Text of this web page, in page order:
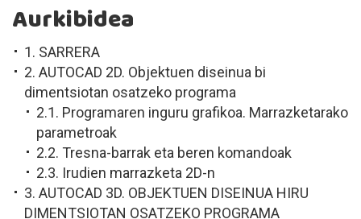
Aurkibidea
1. SARRERA
2. AUTOCAD 2D. Objektuen diseinua bi
dimentsiotan osatzeko programa
2.1. Programaren inguru grafikoa. Marrazketarako
parametroak
2.2. Tresna-barrak eta beren komandoak
2.3. Irudien marrazketa 2D-n
3. AUTOCAD 3D. OBJEKTUEN DISEINUA HIRU
DIMENTSIOTAN OSATZEKO PROGRAMA